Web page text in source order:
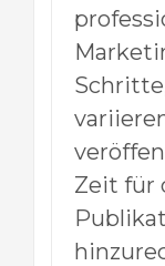
Zeit für